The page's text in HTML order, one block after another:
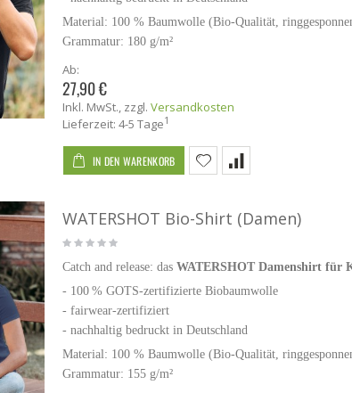
Material: 100 % Baumwolle (Bio-Qualität,
Grammatur: 180 g/m²
Ab:
27,90 €
Inkl. MwSt., zzgl. Versandkosten
Lieferzeit: 4-5 Tage1
IN DEN WARENKORB
WATERSHOT Bio-Shirt (Damen)
Catch and release: das WATERSHOT Damenshirt für
- 100 % GOTS-zertifizierte Biobaumwolle
- fairwear-zertifiziert
- nachhaltig bedruckt in Deutschland
Material: 100 % Baumwolle (Bio-Qualität,
Grammatur: 155 g/m²